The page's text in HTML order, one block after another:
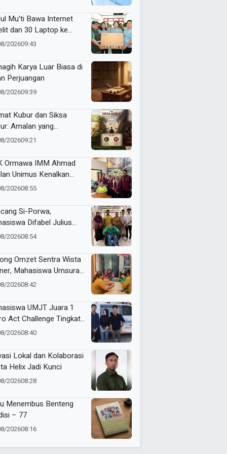
Mu’ti Bawa Internet
dan 30 Laptop ke
Pendidikan di Ujung
202609:43
Karya Luar Biasa di
Perjuangan
202609:39
Kubur dan Siksa
Amalan yang
ke Taman
202609:21
Ormawa IMM Ahmad
Unimus Kenalkan
Desa Lewat Radio
202608:55
Si-Porwa,
Difabel Julius
Serahkan Karya ke
202608:54
Omzet Sentra Wista
Mahasiswa Umsura
Si-Porwa
202608:42
UMJT Juara 1
Act Challenge Tingkat
Timur
202608:40
Lokal dan Kolaborasi
Helix Jadi Kunci
202608:28
Menembus Benteng
– 77
202608:16